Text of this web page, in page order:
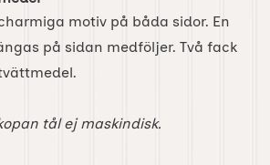
motiv på båda sidor. En
på sidan medföljer. Två fack
tål ej maskindisk.